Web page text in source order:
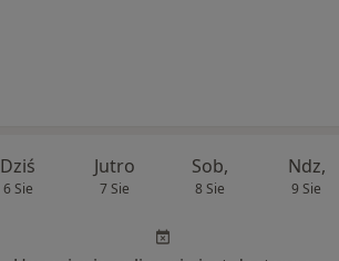
Dziś
6 Sie
Jutro
7 Sie
Sob,
8 Sie
Ndz,
9 Sie